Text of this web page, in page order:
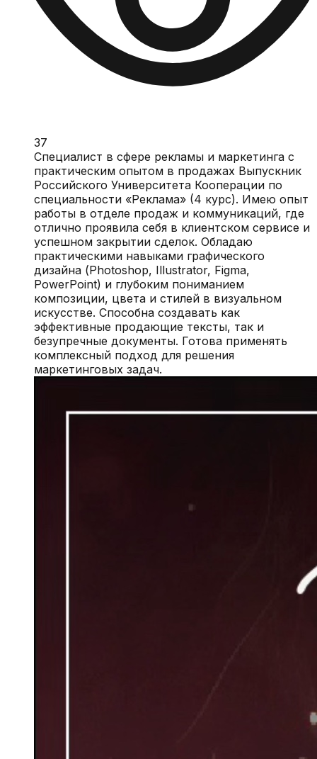
37
Специалист в сфере рекламы и маркетинга с
практическим опытом в продажах Выпускник
Российского Университета Кооперации по
специальности «Реклама» (4 курс). Имею опыт
работы в отделе продаж и коммуникаций, где
отлично проявила себя в клиентском сервисе и
успешном закрытии сделок. Обладаю
практическими навыками графического
дизайна (Photoshop, Illustrator, Figma,
PowerPoint) и глубоким пониманием
композиции, цвета и стилей в визуальном
искусстве. Способна создавать как
эффективные продающие тексты, так и
безупречные документы. Готова применять
комплексный подход для решения
маркетинговых задач.